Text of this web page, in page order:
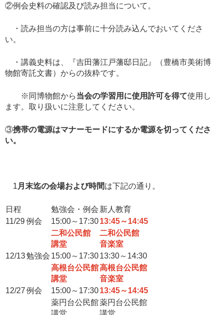
②例会史料の確認及び読み担当について。
・読み担当の方は事前に十分読み込んでおいてくださ
い。
・講義史料は、『吉田藩江戸藩邸日記』（豊橋市美術博
物館寄託文書）からの抜粋です。
※同博物館から当会の学習用に使用許可を得て使用し
ます。取り扱いに注意してください。
③携帯の電源はマナーモードにするか電源を切ってくださ
い。
1 月末迄の会場および時間は下記の通り。
日程 勉強会・例会 新人教育
11/29例会 15:00～17:3013:45～14:45
二和公民館
講堂
二和公民館
音楽室
12/13勉強会 15:00～17:3013:30～14:30
高根台公民館
講堂
高根台公民館
音楽室
12/27例会 15:00～17:3013:45～14:45
薬円台公民館
講堂
薬円台公民館
講堂